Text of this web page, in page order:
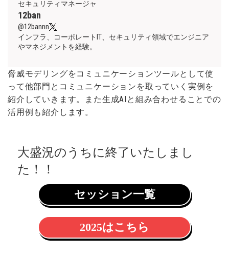
セキュリティマネージャ
12ban
@12bannn
インフラ、コーポレートIT、セキュリティ領域でエンジニア
やマネジメントを経験。
脅威モデリングをコミュニケーションツールとして使
って他部門とコミュニケーションを取っていく実例を
紹介していきます。また生成AIと組み合わせることでの
活用例も紹介します。
大盛況のうちに終了いたしまし
た！！
セッション一覧
2025はこちら